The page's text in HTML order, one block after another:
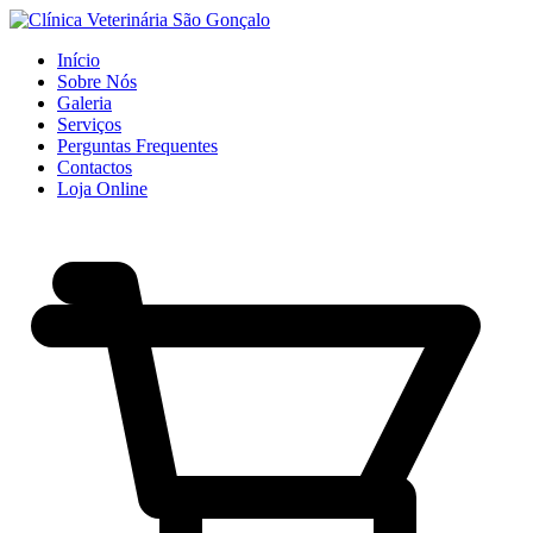
Início
Sobre Nós
Galeria
Serviços
Perguntas Frequentes
Contactos
Loja Online